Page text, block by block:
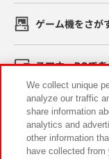
ゲーム機をさが
スマホ・PCで
イベント・キャ
We collect unique
analyze our traffic
share information
analytics and
other information
have collected